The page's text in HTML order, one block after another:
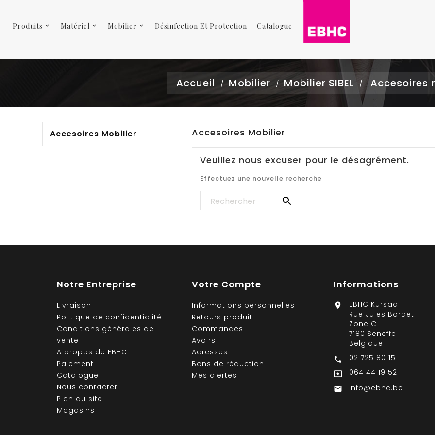
Produits Matériel Mobilier Désinfection Et Protection Catalogue
Accueil Mobilier Mobilier SIBEL Accesoires
Accesoires Mobilier Accesoires Mobilier
Veuillez nous excuser pour le désagrément.
Effectuez une nouvelle recherche

Notre Entreprise
Livraison
Politique de confidentialité
Conditions générales de
vente
A propos de EBHC
Paiement
Catalogue
Nous contacter
Plan du site
Magasins
Votre Compte
Informations personnelles
Retours produit
Commandes
Avoirs
Adresses
Bons de réduction
Mes alertes
Informations

EBHC Kursaal
Rue Jules Bordet
Zone C
7180 Seneffe
Belgique
 02 725 80 15
 064 44 19 52
 info@ebhc.be